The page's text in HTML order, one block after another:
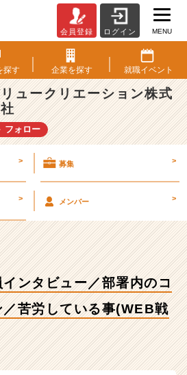
会員登録 ログイン MENU
探す 企業を探す 就職イベント
ュークリエーション株式
フォロー
> 募集 >
> メンバー >
ンタビュー／部署内のコ
／苦労している事(WEB戦